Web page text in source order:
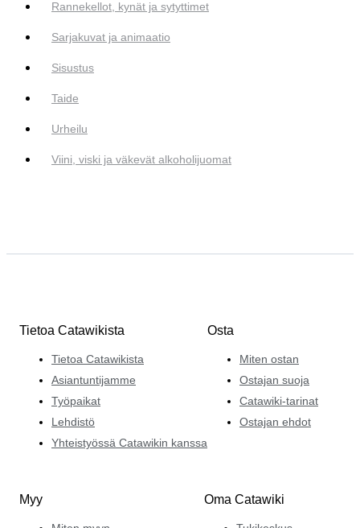
Rannekellot, kynät ja sytyttimet
Sarjakuvat ja animaatio
Sisustus
Taide
Urheilu
Viini, viski ja väkevät alkoholijuomat
Tietoa Catawikista
Tietoa Catawikista
Asiantuntijamme
Työpaikat
Lehdistö
Yhteistyössä Catawikin kanssa
Osta
Miten ostan
Ostajan suoja
Catawiki-tarinat
Ostajan ehdot
Myy Oma Catawiki